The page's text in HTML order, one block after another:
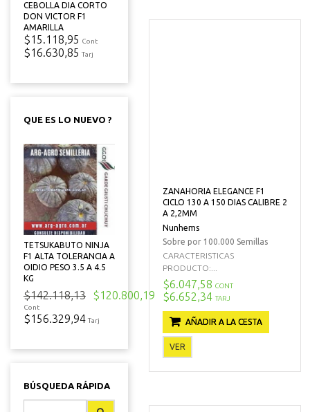
CEBOLLA DIA CORTO
DON VICTOR F1
AMARILLA
$15.118,95 Cont
$16.630,85 Tarj
QUE ES LO NUEVO ?
TETSUKABUTO NINJA
F1 ALTA TOLERANCIA A
OIDIO PESO 3.5 A 4.5
KG
$142.118,13 $120.800,19
Cont
$156.329,94 Tarj
BÚSQUEDA RÁPIDA
ZANAHORIA ELEGANCE F1
CICLO 130 A 150 DIAS CALIBRE 2
A 2,2MM
Nunhems
Sobre por 100.000 Semillas
CARACTERISTICAS
PRODUCTO:...
$6.047,58 CONT
$6.652,34 TARJ
AÑADIR A LA CESTA
VER